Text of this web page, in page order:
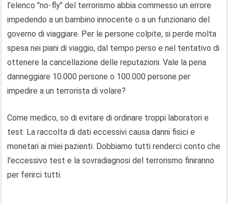
l'elenco "no-fly" del terrorismo abbia commesso un errore
impedendo a un bambino innocente o a un funzionario del
governo di viaggiare. Per le persone colpite, si perde molta
spesa nei piani di viaggio, dal tempo perso e nel tentativo di
ottenere la cancellazione delle reputazioni. Vale la pena
danneggiare 10.000 persone o 100.000 persone per
impedire a un terrorista di volare?
Come medico, so di evitare di ordinare troppi laboratori e
test. La raccolta di dati eccessivi causa danni fisici e
monetari ai miei pazienti. Dobbiamo tutti renderci conto che
l'eccessivo test e la sovradiagnosi del terrorismo finiranno
per ferirci tutti.